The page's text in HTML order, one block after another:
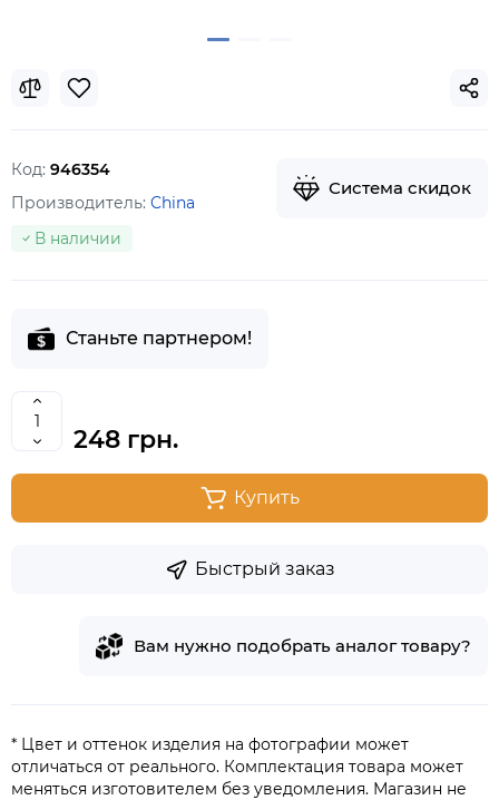
Код: 946354
Производитель: China
В наличии
Система скидок
Станьте партнером!
248 грн.
Купить
Быстрый заказ
Вам нужно подобрать аналог товару?
* Цвет и оттенок изделия на фотографии может
отличаться от реального. Комплектация товара может
меняться изготовителем без уведомления. Магазин не